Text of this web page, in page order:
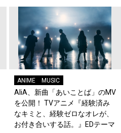
ANIME MUSIC
AliA、新曲「あいことば」のMV
を公開！ TVアニメ『経験済み
なキミと、経験ゼロなオレが、
お付き合いする話。』EDテーマ